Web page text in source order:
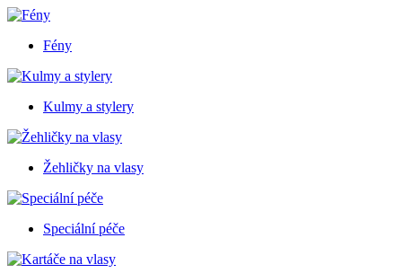
Fény
Kulmy a stylery
Žehličky na vlasy
Speciální péče